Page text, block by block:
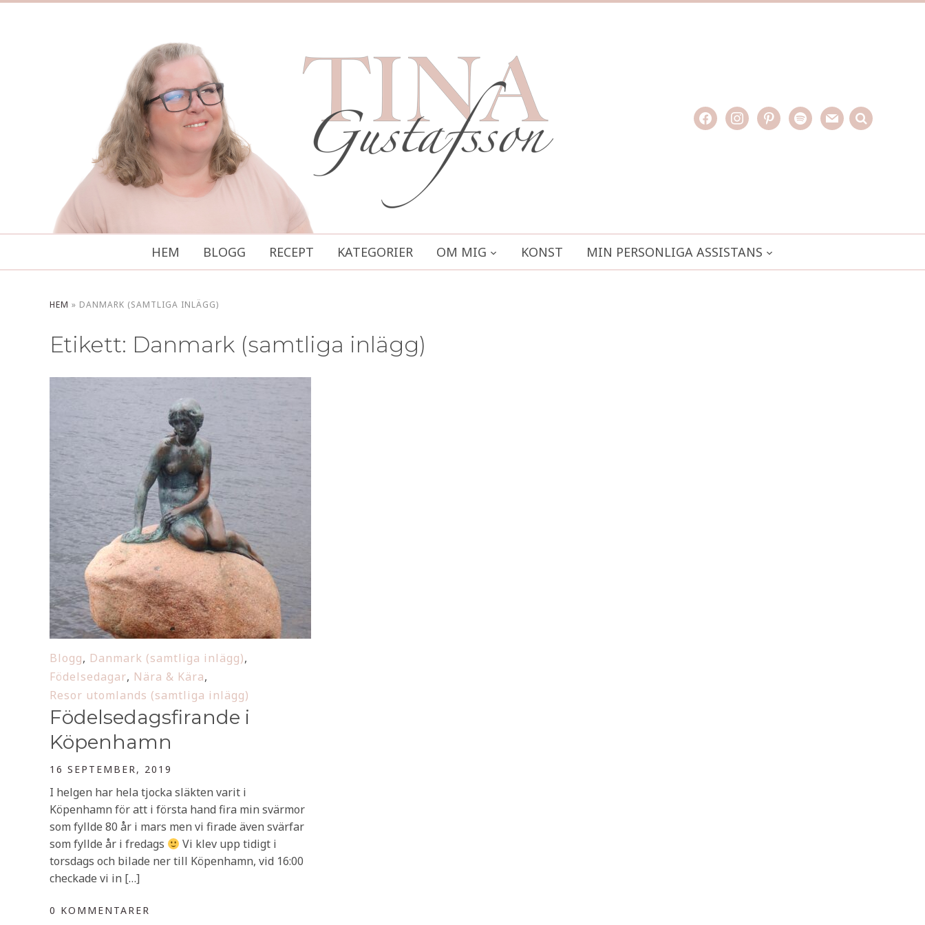
facebookinstagrampinterestspotifymail search
HEM BLOGG RECEPT KATEGORIER OM MIG KONST MIN PERSONLIGA ASSISTANS
HEM » DANMARK (SAMTLIGA INLÄGG)
Etikett: Danmark (samtliga inlägg)
Blogg, Danmark (samtliga inlägg),
Födelsedagar, Nära & Kära,
Resor utomlands (samtliga inlägg)
Födelsedagsfirande i
Köpenhamn
16 SEPTEMBER, 2019
I helgen har hela tjocka släkten varit i
Köpenhamn för att i första hand fira min svärmor
som fyllde 80 år i mars men vi firade även svärfar
som fyllde år i fredags
Vi klev upp tidigt i
torsdags och bilade ner till Köpenhamn, vid 16:00
checkade vi in […]
0 KOMMENTARER